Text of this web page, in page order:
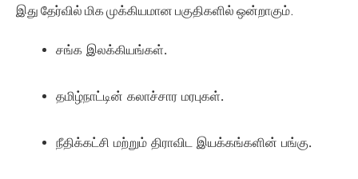
இது தேர்வில் மிக முக்கியமான பகுதிகளில் ஒன்றாகும்.
சங்க இலக்கியங்கள்.
தமிழ்நாட்டின் கலாச்சார மரபுகள்.
நீதிக்கட்சி மற்றும் திராவிட இயக்கங்களின் பங்கு.